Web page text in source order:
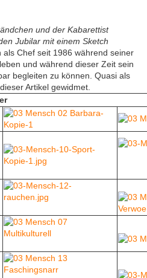
und der Kabarettist
Jubilar mit einem Sketch
als Chef seit 1986 während seiner
und während dieser Zeit sein
begleiten zu können. Quasi als
Artikel gewidmet.